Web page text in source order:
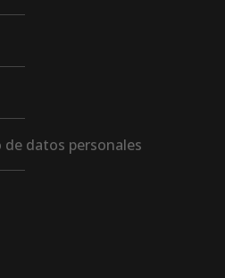
datos personales